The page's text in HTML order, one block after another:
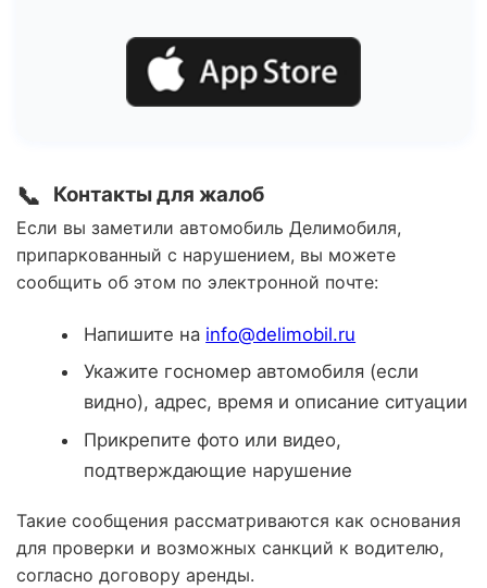
📞 Контакты для жалоб
Если вы заметили автомобиль Делимобиля,
припаркованный с нарушением, вы можете
сообщить об этом по электронной почте:
Напишите на info@delimobil.ru
Укажите госномер автомобиля (если
видно), адрес, время и описание ситуации
Прикрепите фото или видео,
подтверждающие нарушение
Такие сообщения рассматриваются как основания
для проверки и возможных санкций к водителю,
согласно договору аренды.